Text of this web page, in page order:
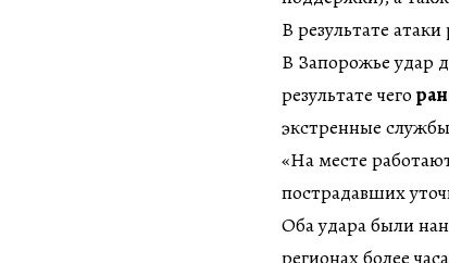
В результате
В Запорожье удар
результате чего
экстренные
«На месте
пострадавших
Оба удара были
регионах более